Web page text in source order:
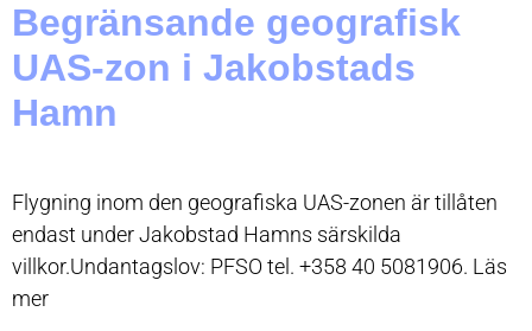
Begränsande geografisk
UAS-zon i Jakobstads
Hamn
Flygning inom den geografiska UAS-zonen är tillåten
endast under Jakobstad Hamns särskilda
villkor.Undantagslov: PFSO tel. +358 40 5081906. Läs
mer